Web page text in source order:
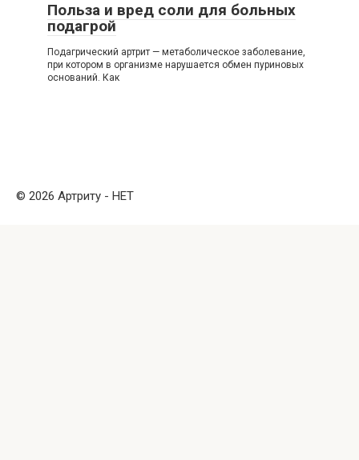
Польза и вред соли для больных
подагрой
Подагрический артрит — метаболическое заболевание,
при котором в организме нарушается обмен пуриновых
оснований. Как
© 2026 Артриту - НЕТ